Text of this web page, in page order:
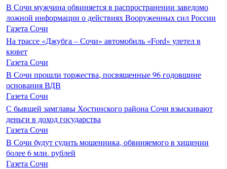
В Сочи мужчина обвиняется в распространении заведомо
ложной информации о действиях Вооруженных сил России
Газета Сочи
На трассе «Джубга – Сочи» автомобиль «Ford» улетел в
кювет
Газета Сочи
В Сочи прошли торжества, посвященные 96 годовщине
основания ВДВ
Газета Сочи
С бывшей замглавы Хостинского района Сочи взыскивают
деньги в доход государства
Газета Сочи
В Сочи будут судить мошенника, обвиняемого в хищении
более 6 млн. рублей
Газета Сочи